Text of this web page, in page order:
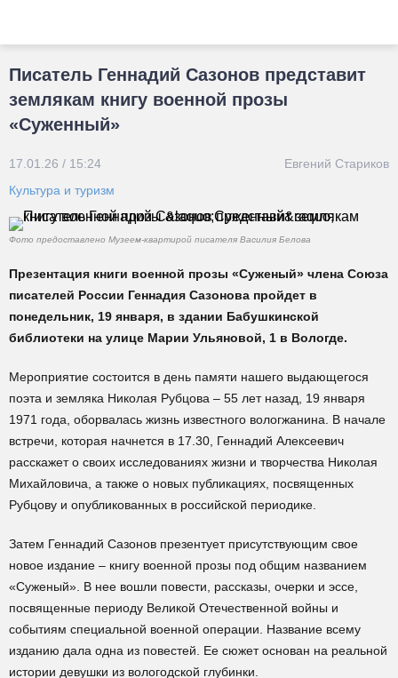
Писатель Геннадий Сазонов представит
землякам книгу военной прозы
«Суженный»
17.01.26 / 15:24
Евгений Стариков
Культура и туризм
Фото предоставлено Музеем-квартирой писателя Василия Белова
Презентация книги военной прозы «Суженый» члена Союза
писателей России Геннадия Сазонова пройдет в
понедельник, 19 января, в здании Бабушкинской
библиотеки на улице Марии Ульяновой, 1 в Вологде.
Мероприятие состоится в день памяти нашего выдающегося
поэта и земляка Николая Рубцова – 55 лет назад, 19 января
1971 года, оборвалась жизнь известного вологжанина. В начале
встречи, которая начнется в 17.30, Геннадий Алексеевич
расскажет о своих исследованиях жизни и творчества Николая
Михайловича, а также о новых публикациях, посвященных
Рубцову и опубликованных в российской периодике.
Затем Геннадий Сазонов презентует присутствующим свое
новое издание – книгу военной прозы под общим названием
«Суженый». В нее вошли повести, рассказы, очерки и эссе,
посвященные периоду Великой Отечественной войны и
событиям специальной военной операции. Название всему
изданию дала одна из повестей. Ее сюжет основан на реальной
истории девушки из вологодской глубинки.